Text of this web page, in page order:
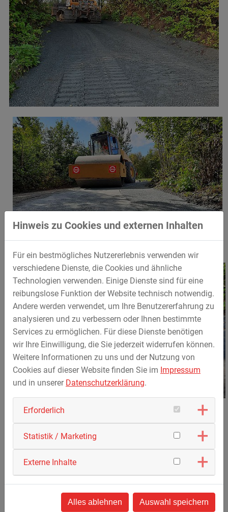
Verarbeitung / Lieferung von hydraulisch gebundenen
Mineralstoffgemischen:
Abholung mit LKW oder auch von Kleinmengen
Verarbeitung – Einbau und Verdichtung – muss
zeitnah erfolgen
Hinweis zu Cookies und externen Inhalten
Für ein bestmögliches Nutzererlebnis verwenden wir
verschiedene Dienste, die Cookies und ähnliche
Technologien verwenden. Einige Dienste sind für eine
reibungslose Funktion der Website technisch notwendig.
Andere werden verwendet, um Ihre Benutzererfahrung zu
analysieren und zu verbessern oder Ihnen bestimmte
Services zu ermöglichen. Für diese Dienste benötigen
wir Ihre Einwilligung, die Sie jederzeit widerrufen können.
Weitere Informationen zu uns und der Nutzung von
Cookies auf dieser Website finden Sie im Impressum
und in unserer Datenschutzerklärung.
Erforderlich
Statistik / Marketing
Externe Inhalte
Alles ablehnen Auswahl speichern